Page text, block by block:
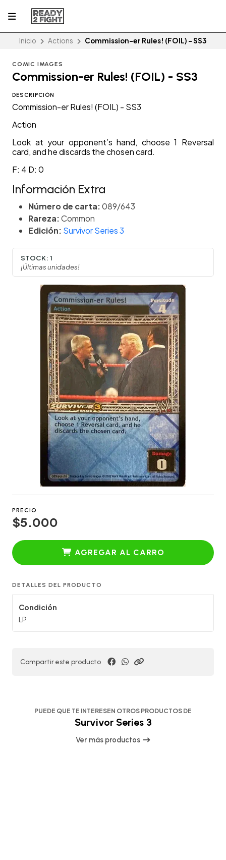
Inicio Actions Commission-er Rules! (FOIL) - SS3
COMIC IMAGES
Commission-er Rules! (FOIL) - SS3
DESCRIPCIÓN
Commission-er Rules! (FOIL) - SS3
Action
Look at your opponent’s hand, choose 1 Reversal
card, and he discards the chosen card.
F: 4 D: 0
Información Extra
Número de carta:089/643
Rareza:Common
Edición: Survivor Series 3
STOCK: 1
¡Últimas unidades!
PRECIO
$5.000
AGREGAR AL CARRO
DETALLES DEL PRODUCTO
Condición
LP
Compartir este producto
PUEDE QUE TE INTERESEN OTROS PRODUCTOS DE
Survivor Series 3
Ver más productos